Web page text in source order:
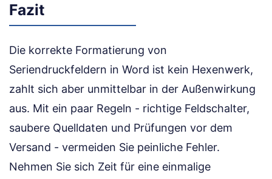
Fazit
Die korrekte Formatierung von
Seriendruckfeldern in Word ist kein Hexenwerk,
zahlt sich aber unmittelbar in der Außenwirkung
aus. Mit ein paar Regeln - richtige Feldschalter,
saubere Quelldaten und Prüfungen vor dem
Versand - vermeiden Sie peinliche Fehler.
Nehmen Sie sich Zeit für eine einmalige